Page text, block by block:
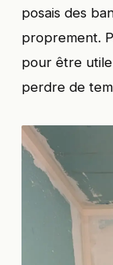
posais des
proprement.
pour être utile
perdre de